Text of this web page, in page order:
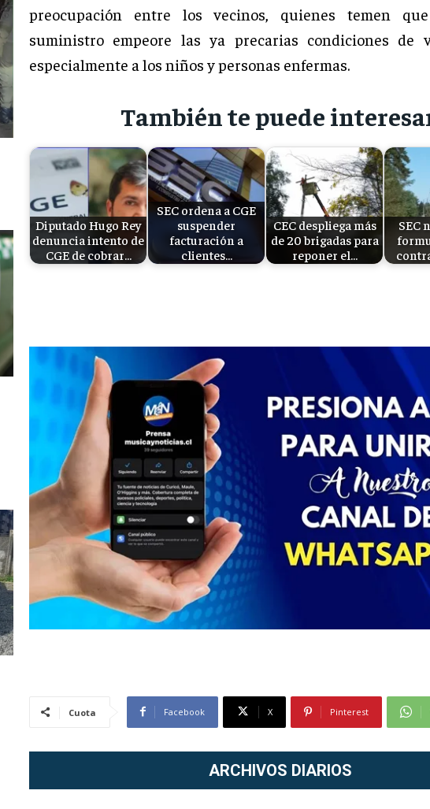
preocupación entre los vecinos, quienes temen
suministro empeore las ya precarias condiciones de
especialmente a los niños y personas enfermas.
También te puede
Diputado Hugo Rey
denuncia intento de
CGE de cobrar…
SEC ordena a CGE
suspender
facturación a
clientes…
CEC despliega más
de 20 brigadas para
reponer el…
SEC
Cuota Facebook X Pinterest
ARCHIVOS DIARIOS